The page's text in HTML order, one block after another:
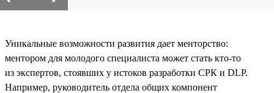
Уникальные возможности развития дает менторство:
ментором для молодого специалиста может стать кто-то
из экспертов, стоявших у истоков разработки СРК и DLP.
Например, руководитель отдела общих компонент